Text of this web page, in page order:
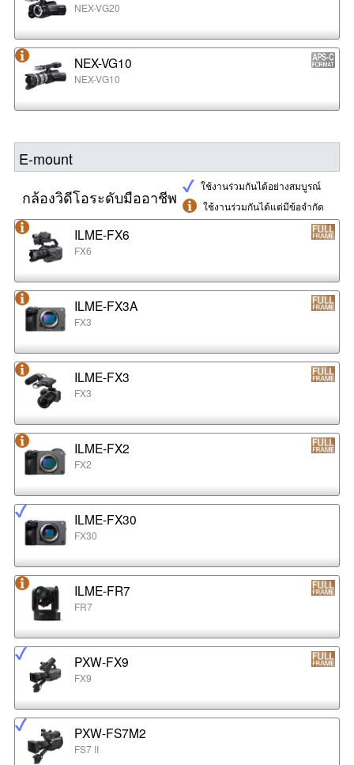
NEX-VG20
NEX-VG10
NEX-VG10
E-mount
ใช้งานร่วมกันได้อย่างสมบูรณ์
ใช้งานร่วมกันได้แต่มีข้อจำกัด
กล้องวิดีโอระดับมืออาชีพ
ILME-FX6
FX6
ILME-FX3A
FX3
ILME-FX3
FX3
ILME-FX2
FX2
ILME-FX30
FX30
ILME-FR7
FR7
PXW-FX9
FX9
PXW-FS7M2
FS7 II